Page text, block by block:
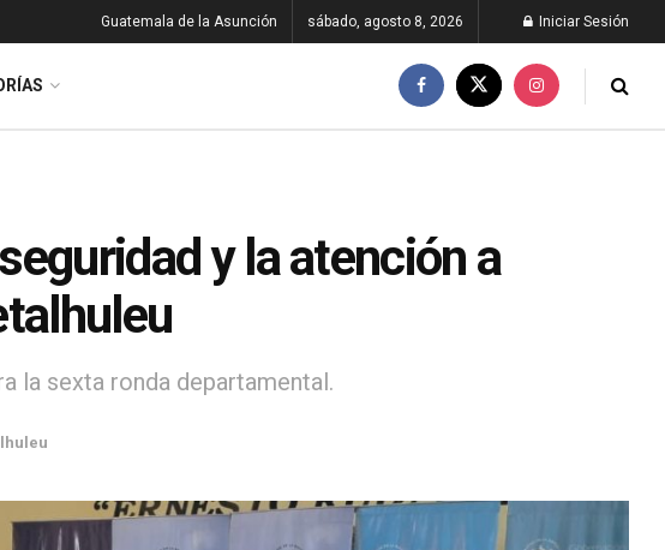
Guatemala de la Asunción sábado, agosto 8, 2026 Iniciar Sesión
y la atención a
la sexta ronda departamental.